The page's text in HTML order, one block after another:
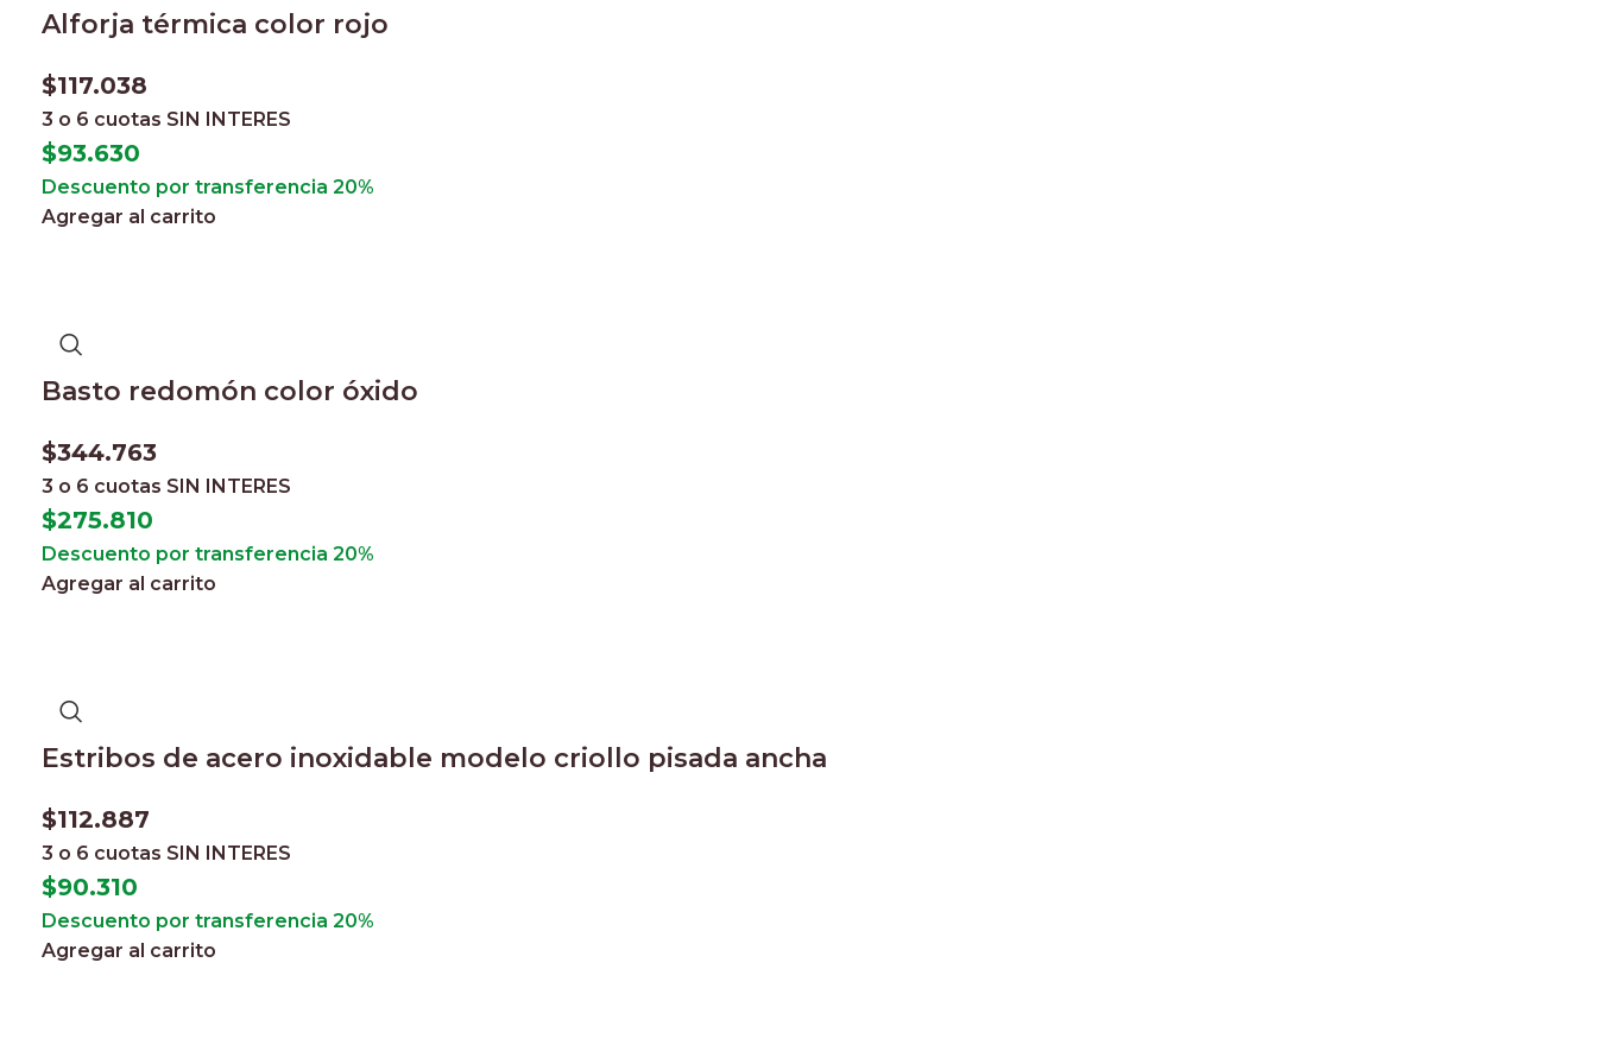
Alforja térmica color rojo
$117.038
3 o 6 cuotas SIN INTERES
$93.630
Descuento por transferencia 20%
Agregar al carrito
Basto redomón color óxido
$344.763
3 o 6 cuotas SIN INTERES
$275.810
Descuento por transferencia 20%
Agregar al carrito
Estribos de acero inoxidable modelo criollo pisada ancha
$112.887
3 o 6 cuotas SIN INTERES
$90.310
Descuento por transferencia 20%
Agregar al carrito